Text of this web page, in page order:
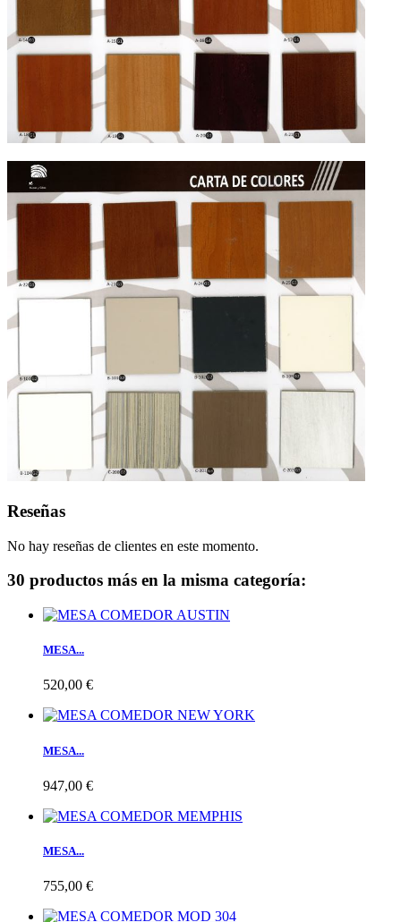
Reseñas
No hay reseñas de clientes en este momento.
30 productos más en la misma categoría:
MESA...
520,00 €
MESA...
947,00 €
MESA...
755,00 €